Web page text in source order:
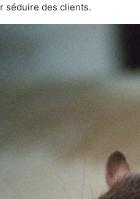
séduire des clients.